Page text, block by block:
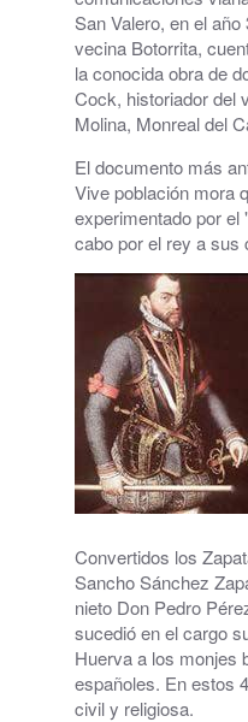
PMUS -
Urbanismo
Tablón de
Linea
Trámites y
Atención
112
El Tiempo
Redes
San Valero, en el
vecina Botorrita,
la conocida obra de
Cock, historiador del
Molina, Monreal del
El documento más
Vive población mora
experimentado por el
cabo por el rey a sus
Convertidos los
Sancho Sánchez
nieto Don Pedro
sucedió en el cargo
Huerva a los monjes
españoles. En estos
civil y religiosa.